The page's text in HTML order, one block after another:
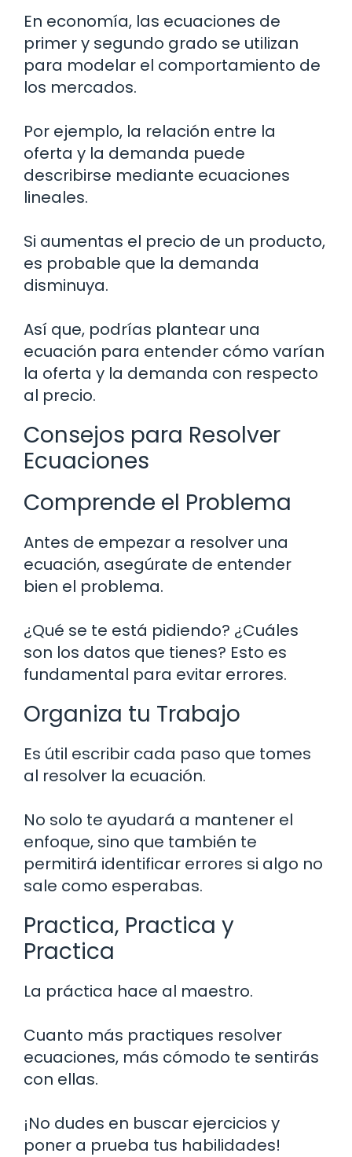
En economía, las ecuaciones de
primer y segundo grado se utilizan
para modelar el comportamiento de
los mercados.
Por ejemplo, la relación entre la
oferta y la demanda puede
describirse mediante ecuaciones
lineales.
Si aumentas el precio de un producto,
es probable que la demanda
disminuya.
Así que, podrías plantear una
ecuación para entender cómo varían
la oferta y la demanda con respecto
al precio.
Consejos para Resolver
Ecuaciones
Comprende el Problema
Antes de empezar a resolver una
ecuación, asegúrate de entender
bien el problema.
¿Qué se te está pidiendo? ¿Cuáles
son los datos que tienes? Esto es
fundamental para evitar errores.
Organiza tu Trabajo
Es útil escribir cada paso que tomes
al resolver la ecuación.
No solo te ayudará a mantener el
enfoque, sino que también te
permitirá identificar errores si algo no
sale como esperabas.
Practica, Practica y
Practica
La práctica hace al maestro.
Cuanto más practiques resolver
ecuaciones, más cómodo te sentirás
con ellas.
¡No dudes en buscar ejercicios y
poner a prueba tus habilidades!